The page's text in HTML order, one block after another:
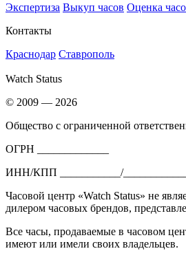
Экспертиза Выкуп часов Оценка
Контакты
Краснодар Ставрополь
Watch Status
© 2009 — 2026
Общество с ограниченной
ОГРН _____________
ИНН/КПП ___________/
Часовой центр «Watch Status» не
дилером часовых брендов,
Все часы, продаваемые в часовом
имеют или имели своих владельцев.